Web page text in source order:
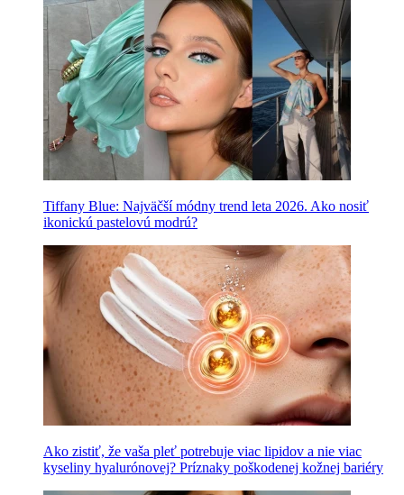
Tiffany Blue: Najväčší módny trend leta 2026. Ako nosiť
ikonickú pastelovú modrú?
Ako zistiť, že vaša pleť potrebuje viac lipidov a nie viac
kyseliny hyalurónovej? Príznaky poškodenej kožnej bariéry